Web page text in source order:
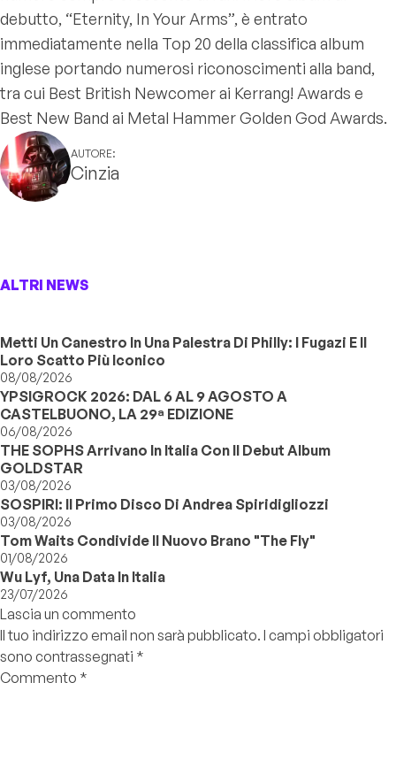
debutto, “Eternity, In Your Arms”, è entrato
immediatamente nella Top 20 della classifica album
inglese portando numerosi riconoscimenti alla band,
tra cui Best British Newcomer ai Kerrang! Awards e
Best New Band ai Metal Hammer Golden God Awards.
AUTORE:
Cinzia
ALTRI NEWS
Metti Un Canestro In Una Palestra Di Philly: I Fugazi E Il
Loro Scatto Più Iconico
08/08/2026
YPSIGROCK 2026: DAL 6 AL 9 AGOSTO A
CASTELBUONO, LA 29ª EDIZIONE
06/08/2026
THE SOPHS Arrivano In Italia Con Il Debut Album
GOLDSTAR
03/08/2026
SOSPIRI: Il Primo Disco Di Andrea Spiridigliozzi
03/08/2026
Tom Waits Condivide Il Nuovo Brano "The Fly"
01/08/2026
Wu Lyf, Una Data In Italia
23/07/2026
Lascia un commento
Il tuo indirizzo email non sarà pubblicato. I campi obbligatori
sono contrassegnati *
Commento *